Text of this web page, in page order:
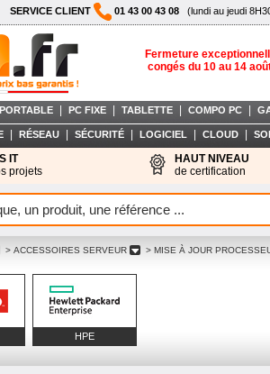
SERVICE CLIENT 01 43 00 43 08 (lundi au jeudi
Fermeture
congés du 10 au 14
PC FIXE TABLETTE COMPO PC
RÉSEAU SÉCURITÉ LOGICIEL CLOUD
IT
projets
HAUT NIVEAU
de certification
> ACCESSOIRES SERVEUR > MISE À JOUR
HPE